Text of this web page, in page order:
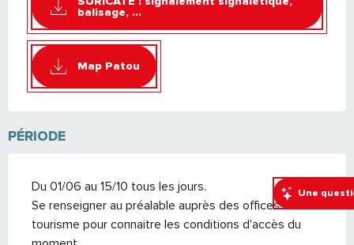
Une
balisage, ...
Map Patou
PÉRIODE
Du 01/06 au 15/10 tous les jours.
Se renseigner au préalable auprès des offices de
tourisme pour connaitre les conditions d'accès du